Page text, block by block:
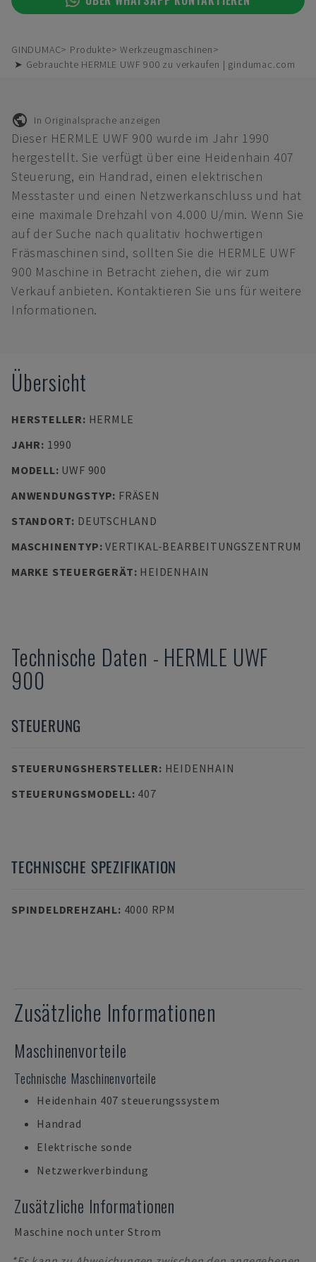
GINDUMAC Produkte
Werkzeugmaschinen
➤ Gebrauchte HERMLE UWF 900 zu verkaufen | gindumac.com
In Originalsprache anzeigen
Dieser HERMLE UWF 900 wurde im Jahr 1990
hergestellt. Sie verfügt über eine Heidenhain 407
Steuerung, ein Handrad, einen elektrischen
Messtaster und einen Netzwerkanschluss und hat
eine maximale Drehzahl von 4.000 U/min. Wenn Sie
auf der Suche nach qualitativ hochwertigen
Fräsmaschinen sind, sollten Sie die HERMLE UWF
900 Maschine in Betracht ziehen, die wir zum
Verkauf anbieten. Kontaktieren Sie uns für weitere
Informationen.
Übersicht
HERSTELLER: HERMLE
JAHR: 1990
MODELL: UWF 900
ANWENDUNGSTYP: FRÄSEN
STANDORT: DEUTSCHLAND
MASCHINENTYP:VERTIKAL-BEARBEITUNGSZENTRUM
MARKE STEUERGERÄT: HEIDENHAIN
Technische Daten - HERMLE UWF
900
STEUERUNG
STEUERUNGSHERSTELLER: HEIDENHAIN
STEUERUNGSMODELL: 407
TECHNISCHE SPEZIFIKATION
SPINDELDREHZAHL: 4000 RPM
Zusätzliche Informationen
Maschinenvorteile
Technische Maschinenvorteile
Heidenhain 407 steuerungssystem
Handrad
Elektrische sonde
Netzwerkverbindung
Zusätzliche Informationen
Maschine noch unter Strom